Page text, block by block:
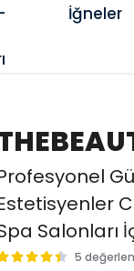
İğneler
Salonları
5